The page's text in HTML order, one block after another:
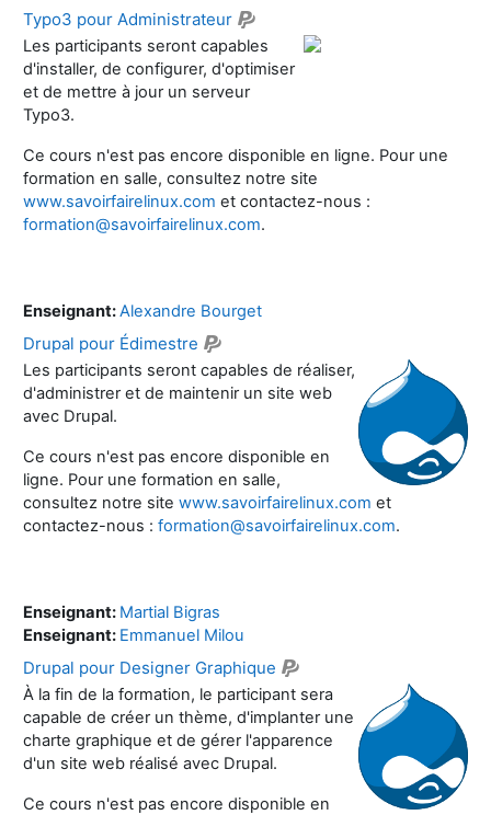
Typo3 pour Administrateur
Les participants seront capables
d'installer, de configurer, d'optimiser
et de mettre à jour un serveur
Typo3.
Ce cours n'est pas encore disponible en ligne. Pour une
formation en salle, consultez notre site
www.savoirfairelinux.com et contactez-nous :
formation@savoirfairelinux.com.
Enseignant:Alexandre Bourget
Drupal pour Édimestre
Les participants seront capables de réaliser,
d'administrer et de maintenir un site web
avec Drupal.
Ce cours n'est pas encore disponible en
ligne. Pour une formation en salle,
consultez notre site www.savoirfairelinux.com et
contactez-nous : formation@savoirfairelinux.com.
Enseignant: Martial Bigras
Enseignant: Emmanuel Milou
Drupal pour Designer Graphique
À la fin de la formation, le participant sera
capable de créer un thème, d'implanter une
charte graphique et de gérer l'apparence
d'un site web réalisé avec Drupal.
Ce cours n'est pas encore disponible en